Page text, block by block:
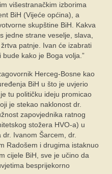
višestranačkim izborima
BiH (Vijeće općina), a
skupštine BiH. Kakva
jedne strane veselje, slava,
patnje. Ivan će izabrati
kako je Boga volja.”
Herceg-Bosne kao
BiH u što je uvjerio
tu političku ideju promicao
je stekao naklonost dr.
zapovjednika ratnog
stožera HVO-a) u
Ivanom Šarcem, dr.
Radošem i drugima istaknuo
cijele BiH, sve je učino da
besprijekorno